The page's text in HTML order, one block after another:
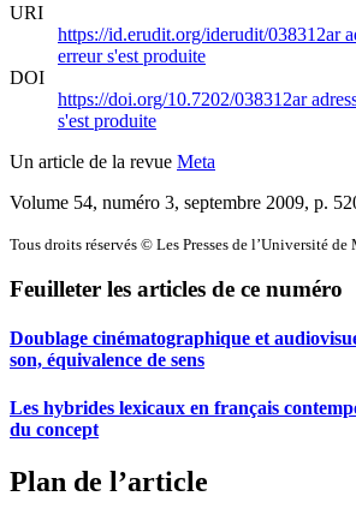
URI
https://id.erudit.org/iderudit/038312ar
erreur s'est produite
DOI
https://doi.org/10.7202/038312ar
s'est produite
Un article de la revue Meta
Volume 54, numéro 3, septembre 2009, p.
Tous droits réservés © Les Presses de l’Université
Feuilleter les articles de ce numéro
Doublage cinématographique et
son, équivalence de sens
Les hybrides lexicaux en français
du concept
Plan de l’article